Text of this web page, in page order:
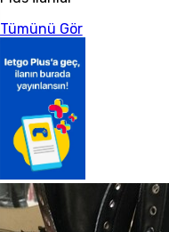
Tümünü Gör